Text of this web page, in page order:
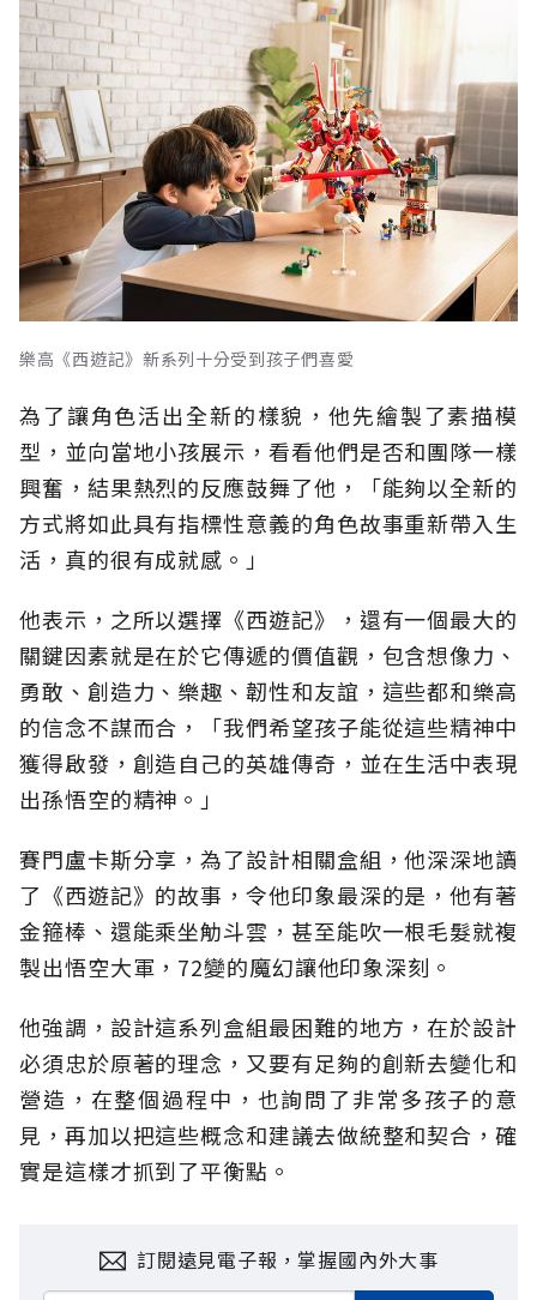
樂高《西遊記》新系列十分受到孩子們喜愛
為了讓角色活出全新的樣貌，他先繪製了素描模
型，並向當地小孩展示，看看他們是否和團隊一樣
興奮，結果熱烈的反應鼓舞了他，「能夠以全新的
方式將如此具有指標性意義的角色故事重新帶入生
活，真的很有成就感。」
他表示，之所以選擇《西遊記》，還有一個最大的
關鍵因素就是在於它傳遞的價值觀，包含想像力、
勇敢、創造力、樂趣、韌性和友誼，這些都和樂高
的信念不謀而合，「我們希望孩子能從這些精神中
獲得啟發，創造自己的英雄傳奇，並在生活中表現
出孫悟空的精神。」
賽門盧卡斯分享，為了設計相關盒組，他深深地讀
了《西遊記》的故事，令他印象最深的是，他有著
金箍棒、還能乘坐觔斗雲，甚至能吹一根毛髮就複
製出悟空大軍，72變的魔幻讓他印象深刻。
他強調，設計這系列盒組最困難的地方，在於設計
必須忠於原著的理念，又要有足夠的創新去變化和
營造，在整個過程中，也詢問了非常多孩子的意
見，再加以把這些概念和建議去做統整和契合，確
實是這樣才抓到了平衡點。
訂閱遠見電子報，掌握國內外大事